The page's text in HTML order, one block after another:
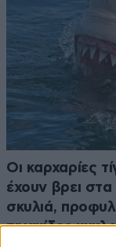
Οι καρχαρίες
έχουν βρει
σκυλιά,
πινακίδες